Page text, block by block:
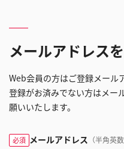
メールアドレス
Web会員の方はご登録メール
登録がお済みでない方はメー
願いいたします。
必須 メールアドレス （半角英数